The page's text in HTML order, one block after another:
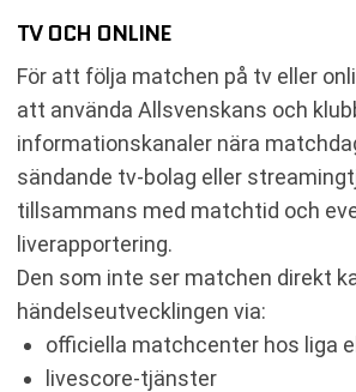
TV OCH ONLINE
För att följa matchen på tv eller
att använda Allsvenskans och
informationskanaler nära
sändande tv-bolag eller
tillsammans med matchtid och
liverapportering.
Den som inte ser matchen direkt
händelseutvecklingen via:
officiella matchcenter hos liga
livescore-tjänster